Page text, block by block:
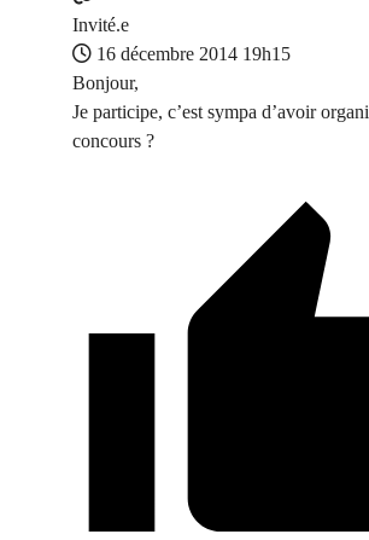
Invité.e
16 décembre 2014 19h15
Bonjour,
Je participe, c’est sympa d’avoir
concours ?